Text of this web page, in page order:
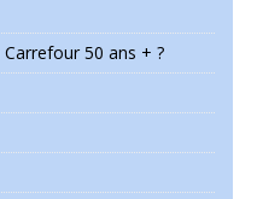
50 ans + ?